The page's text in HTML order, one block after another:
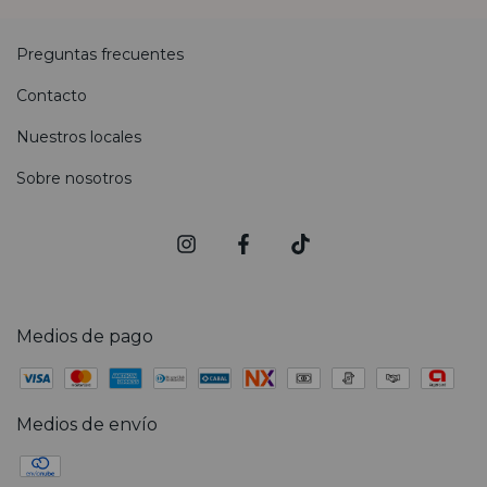
Preguntas frecuentes
Contacto
Nuestros locales
Sobre nosotros
Medios de pago
Medios de envío